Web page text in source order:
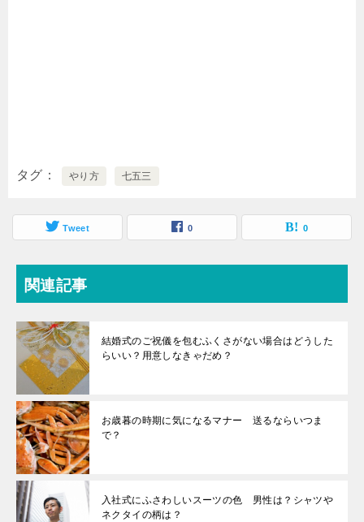
タグ やり方 七五三
Tweet 0 0
関連記事
結婚式のご祝儀を包むふくさがない場合はどうした
らいい？用意しなきゃだめ？
お歳暮の時期に気になるマナー 送るならいつま
で？
入社式にふさわしいスーツの色 男性は？シャツや
ネクタイの柄は？